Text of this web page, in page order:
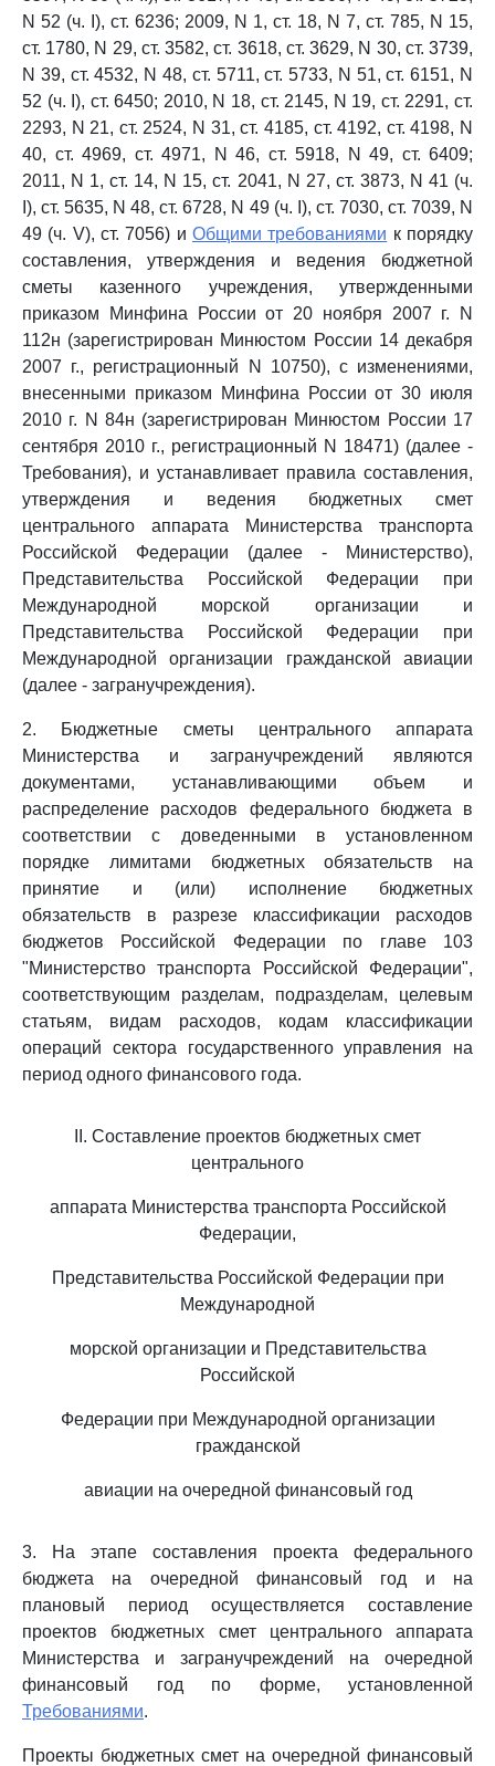
N 52 (ч. I), ст. 6236; 2009, N 1, ст. 18, N 7, ст. 785, N 15,
ст. 1780, N 29, ст. 3582, ст. 3618, ст. 3629, N 30, ст. 3739,
N 39, ст. 4532, N 48, ст. 5711, ст. 5733, N 51, ст. 6151, N
52 (ч. I), ст. 6450; 2010, N 18, ст. 2145, N 19, ст. 2291, ст.
2293, N 21, ст. 2524, N 31, ст. 4185, ст. 4192, ст. 4198, N
40, ст. 4969, ст. 4971, N 46, ст. 5918, N 49, ст. 6409;
2011, N 1, ст. 14, N 15, ст. 2041, N 27, ст. 3873, N 41 (ч.
I), ст. 5635, N 48, ст. 6728, N 49 (ч. I), ст. 7030, ст. 7039, N
49 (ч. V), ст. 7056) и Общими требованиями к порядку
составления, утверждения и ведения бюджетной
сметы казенного учреждения, утвержденными
приказом Минфина России от 20 ноября 2007 г. N
112н (зарегистрирован Минюстом России 14 декабря
2007 г., регистрационный N 10750), с изменениями,
внесенными приказом Минфина России от 30 июля
2010 г. N 84н (зарегистрирован Минюстом России 17
сентября 2010 г., регистрационный N 18471) (далее -
Требования), и устанавливает правила составления,
утверждения и ведения бюджетных смет
центрального аппарата Министерства транспорта
Российской Федерации (далее - Министерство),
Представительства Российской Федерации при
Международной морской организации и
Представительства Российской Федерации при
Международной организации гражданской авиации
(далее - загранучреждения).
2. Бюджетные сметы центрального аппарата
Министерства и загранучреждений являются
документами, устанавливающими объем и
распределение расходов федерального бюджета в
соответствии с доведенными в установленном
порядке лимитами бюджетных обязательств на
принятие и (или) исполнение бюджетных
обязательств в разрезе классификации расходов
бюджетов Российской Федерации по главе 103
"Министерство транспорта Российской Федерации",
соответствующим разделам, подразделам, целевым
статьям, видам расходов, кодам классификации
операций сектора государственного управления на
период одного финансового года.
II. Составление проектов бюджетных смет
центрального
аппарата Министерства транспорта Российской
Федерации,
Представительства Российской Федерации при
Международной
морской организации и Представительства
Российской
Федерации при Международной организации
гражданской
авиации на очередной финансовый год
3. На этапе составления проекта федерального
бюджета на очередной финансовый год и на
плановый период осуществляется составление
проектов бюджетных смет центрального аппарата
Министерства и загранучреждений на очередной
финансовый год по форме, установленной
Требованиями.
Проекты бюджетных смет на очередной финансовый